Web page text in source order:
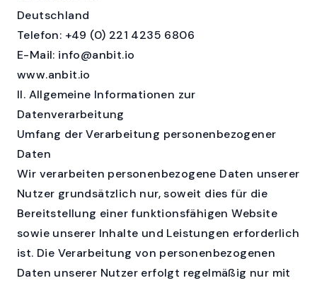
Deutschland
Telefon: +49 (0) 221 4235 6806
E-Mail: info@anbit.io
www.anbit.io
II. Allgemeine Informationen zur
Datenverarbeitung
Umfang der Verarbeitung personenbezogener
Daten
Wir verarbeiten personenbezogene Daten unserer
Nutzer grundsätzlich nur, soweit dies für die
Bereitstellung einer funktionsfähigen Website
sowie unserer Inhalte und Leistungen erforderlich
ist. Die Verarbeitung von personenbezogenen
Daten unserer Nutzer erfolgt regelmäßig nur mit